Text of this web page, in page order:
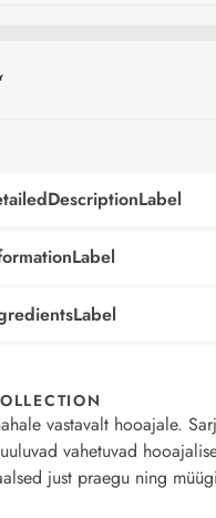
vastavalt hooajale.
vahetuvad
just praegu ning